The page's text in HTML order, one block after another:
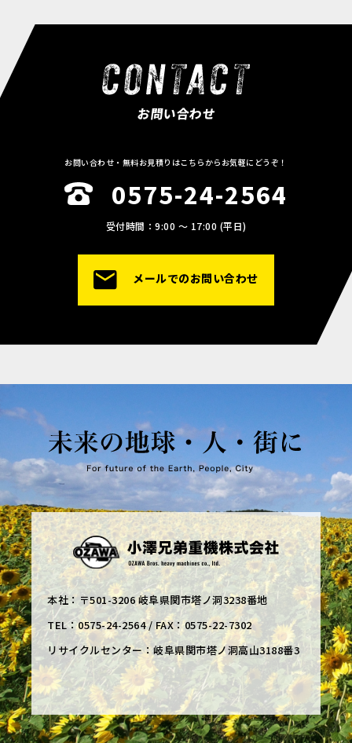
お問い合わせ
お問い合わせ・無料お見積りはこちらからお気軽にどうぞ！
0575-24-2564
受付時間：9:00 〜 17:00 (平日)
メールでのお問い合わせ
本社：〒501-3206 岐阜県関市塔ノ洞3238番地
TEL：0575-24-2564 / FAX：0575-22-7302
リサイクルセンター：岐阜県関市塔ノ洞高山3188番3